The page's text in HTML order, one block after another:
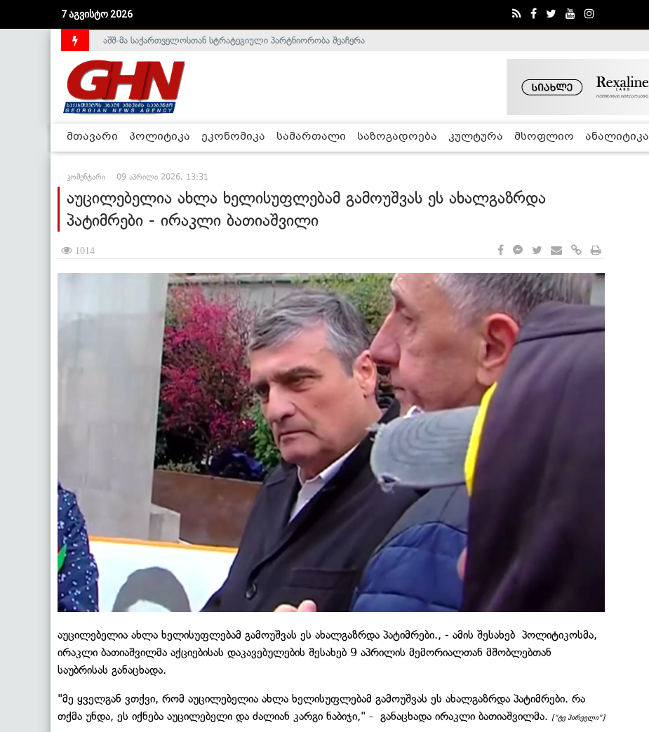
7 აგვისტო 2026
საქართველოს დე-ფაქტო მთავრობა არალეგიტიმურია - ჰელსინკის კომისია
აშშ-მა საქართველოსთან სტრატეგიული პარტნიორობა შეაჩერა
მთავარი პოლიტიკა ეკონომიკა სამართალი საზოგადოება კულტურა მსოფლიო ანალიტიკა
კომენტარი 09 აპრილი 2026, 13:31
აუცილებელია ახლა ხელისუფლებამ გამოუშვას ეს ახალგაზრდა
პატიმრები - ირაკლი ბათიაშვილი
1014
აუცილებელია ახლა ხელისუფლებამ გამოუშვას ეს ახალგაზრდა პატიმრები., - ამის შესახებ პოლიტიკოსმა,
ირაკლი ბათიაშვილმა აქციებისას დაკავებულების შესახებ 9 აპრილის მემორიალთან მშობლებთან
საუბრისას განაცხადა.
"მე ყველგან ვთქვი, რომ აუცილებელია ახლა ხელისუფლებამ გამოუშვას ეს ახალგაზრდა პატიმრები. რა
თქმა უნდა, ეს იქნება აუცილებელი და ძალიან კარგი ნაბიჯი," - განაცხადა ირაკლი ბათიაშვილმა. ["ტვ პირველი"]